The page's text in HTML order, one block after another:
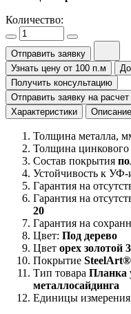
Количество:
Отправить заявку
Узнать цену от 100 п.м
Получить консультацию
Отправить заявку на расчет
Характеристики
Описание
Толщина металла,
Толщина цинкового
Состав покрытия
Устойчивость к
Гарантия на
Гарантия на
20
Гарантия на
Цвет: Под дерево
Цвет орех золотой
Покрытие SteelArt®
Тип товара Планка
металлосайдинга
Единицы измерения